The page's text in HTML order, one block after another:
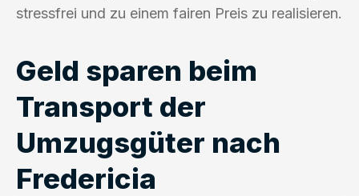
stressfrei und zu einem fairen Preis zu realisieren.
Geld sparen beim
Transport der
Umzugsgüter nach
Fredericia